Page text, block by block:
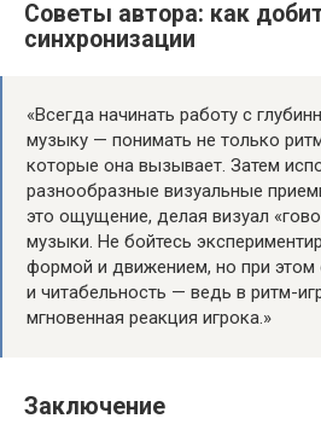
Советы автора: как
синхронизации
«Всегда начинать работу с
музыку — понимать не только
которые она вызывает. Затем
разнообразные визуальные
это ощущение, делая визуал
музыки. Не бойтесь
формой и движением, но при этом
и читабельность — ведь в ритм-
мгновенная реакция игрока.»
Заключение